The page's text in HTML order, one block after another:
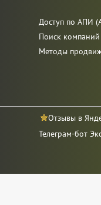
Доступ по АПИ
Поиск
Методы
Отзывы в
Телеграм-бот